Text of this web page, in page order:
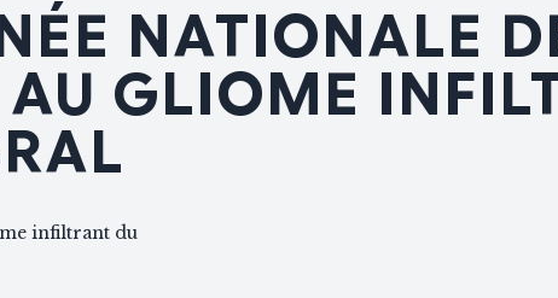
NATIONALE
GLIOME
infiltrant du